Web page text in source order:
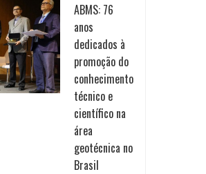
ABMS: 76
anos
dedicados à
promoção do
conhecimento
técnico e
científico na
área
geotécnica no
Brasil